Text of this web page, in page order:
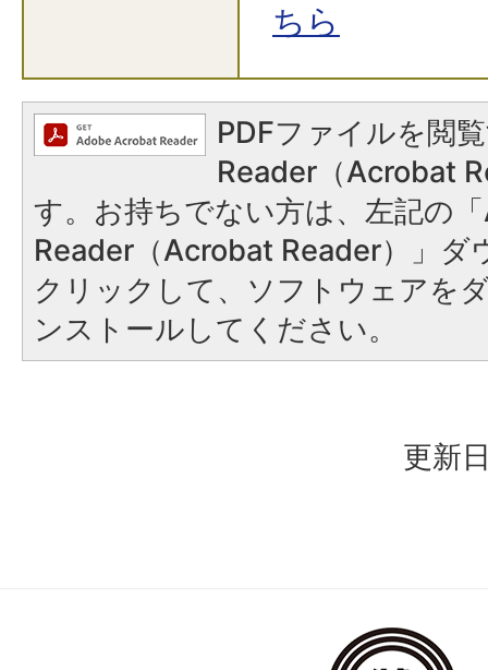
ちら
PDFファイルを閲
Reader（Acrobat
す。お持ちでない方は、左記の
Reader（Acrobat Reader）」ダ
クリックして、ソフトウェアを
ンストールしてください。
更新